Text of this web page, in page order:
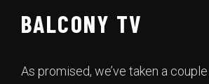
BALCONY TV
As promised, we’ve taken a